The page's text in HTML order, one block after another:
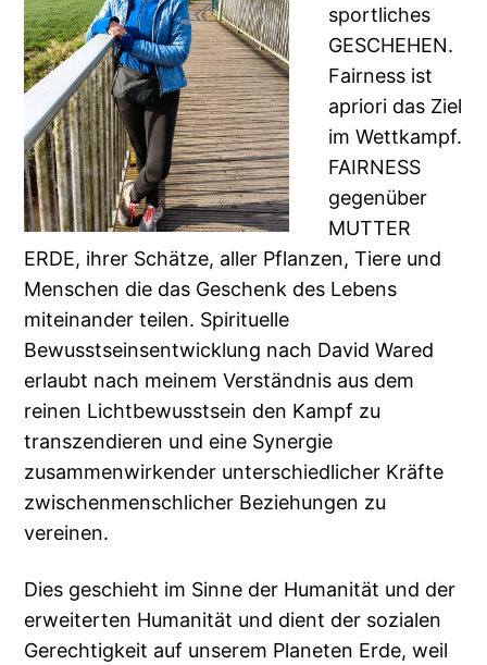
sportliches
GESCHEHEN.
Fairness ist
apriori das Ziel
im Wettkampf.
FAIRNESS
gegenüber
MUTTER
ERDE, ihrer Schätze, aller Pflanzen, Tiere und
Menschen die das Geschenk des Lebens
miteinander teilen. Spirituelle
Bewusstseinsentwicklung nach David Wared
erlaubt nach meinem Verständnis aus dem
reinen Lichtbewusstsein den Kampf zu
transzendieren und eine Synergie
zusammenwirkender unterschiedlicher Kräfte
zwischenmenschlicher Beziehungen zu
vereinen.
Dies geschieht im Sinne der Humanität und der
erweiterten Humanität und dient der sozialen
Gerechtigkeit auf unserem Planeten Erde, weil